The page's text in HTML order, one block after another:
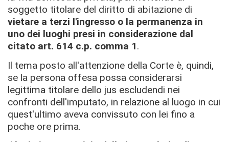
soggetto titolare del diritto di abitazione di
vietare a terzi l'ingresso o la permanenza in
uno dei luoghi presi in considerazione dal
citato art. 614 c.p. comma 1.
Il tema posto all'attenzione della Corte è, quindi,
se la persona offesa possa considerarsi
legittima titolare dello jus escludendi nei
confronti dell'imputato, in relazione al luogo in cui
quest'ultimo aveva convissuto con lei fino a
poche ore prima.